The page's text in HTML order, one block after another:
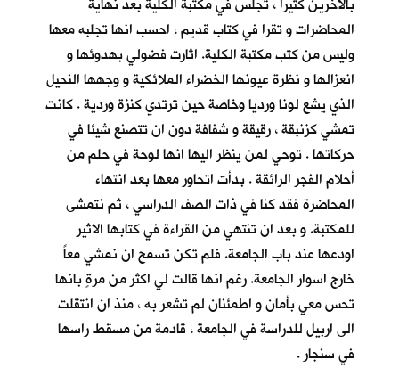
المحاضرات و تقرا في كتاب قديم ، احسب انها تجلبه معها
وليس من كتب مكتبة الكلية. اثارت فضولي بهدوئها و
انعزالها و نظرة عيونها الخضراء الملائكية و وجهها النحيل
الذي يشع لونا ورديا وخاصة حين ترتدي كنزة وردية . كانت
تمشي كزنبقة ، رقيقة و شفافة دون ان تتصنع شيئا في
حركاتها . توحي لمن ينظر اليها انها لوحة في حلم من
أحلام الفجر الرائقة . بدأت اتحاور معها بعد انتهاء
المحاضرة فقد كنا في ذات الصف الدراسي ، ثم نتمشى
للمكتبة. و بعد ان تنتهي من القراءة في كتابها الاثير
اودعها عند باب الجامعة. فلم تكن تسمح ان نمشي معاً
خارج اسوار الجامعة. رغم انها قالت لي اكثر من مرةٍ بانها
تحس معي بأمان و اطمئنان لم تشعر به ، منذ ان انتقلت
الى اربيل للدراسة في الجامعة ، قادمة من مسقط راسها
في سنجار .